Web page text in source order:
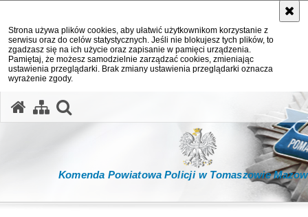
Strona używa plików cookies, aby ułatwić użytkownikom korzystanie z
serwisu oraz do celów statystycznych. Jeśli nie blokujesz tych plików, to
zgadzasz się na ich użycie oraz zapisanie w pamięci urządzenia.
Pamiętaj, że możesz samodzielnie zarządzać cookies, zmieniając
ustawienia przeglądarki. Brak zmiany ustawienia przeglądarki oznacza
wyrażenie zgody.
Komenda Powiatowa Policji w Tomaszowie